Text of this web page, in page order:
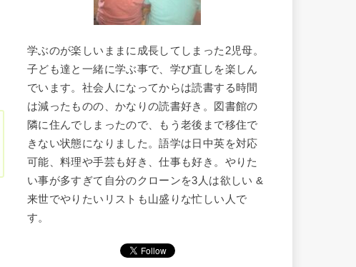
学ぶのが楽しいままに成長してしまった2児母。
子ども達と一緒に学ぶ事で、学び直しを楽しん
でいます。社会人になってからは読書する時間
は減ったものの、かなりの読書好き。図書館の
隣に住んでしまったので、もう老後まで移住で
きない状態になりました。語学は日中英を対応
可能、料理や手芸も好き、仕事も好き。やりた
い事が多すぎて自分のクローンを3人は欲しい &
来世でやりたいリストも山盛りな忙しい人で
す。